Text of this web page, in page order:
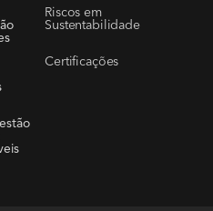
Riscos em
Sustentabilidade
Certificações